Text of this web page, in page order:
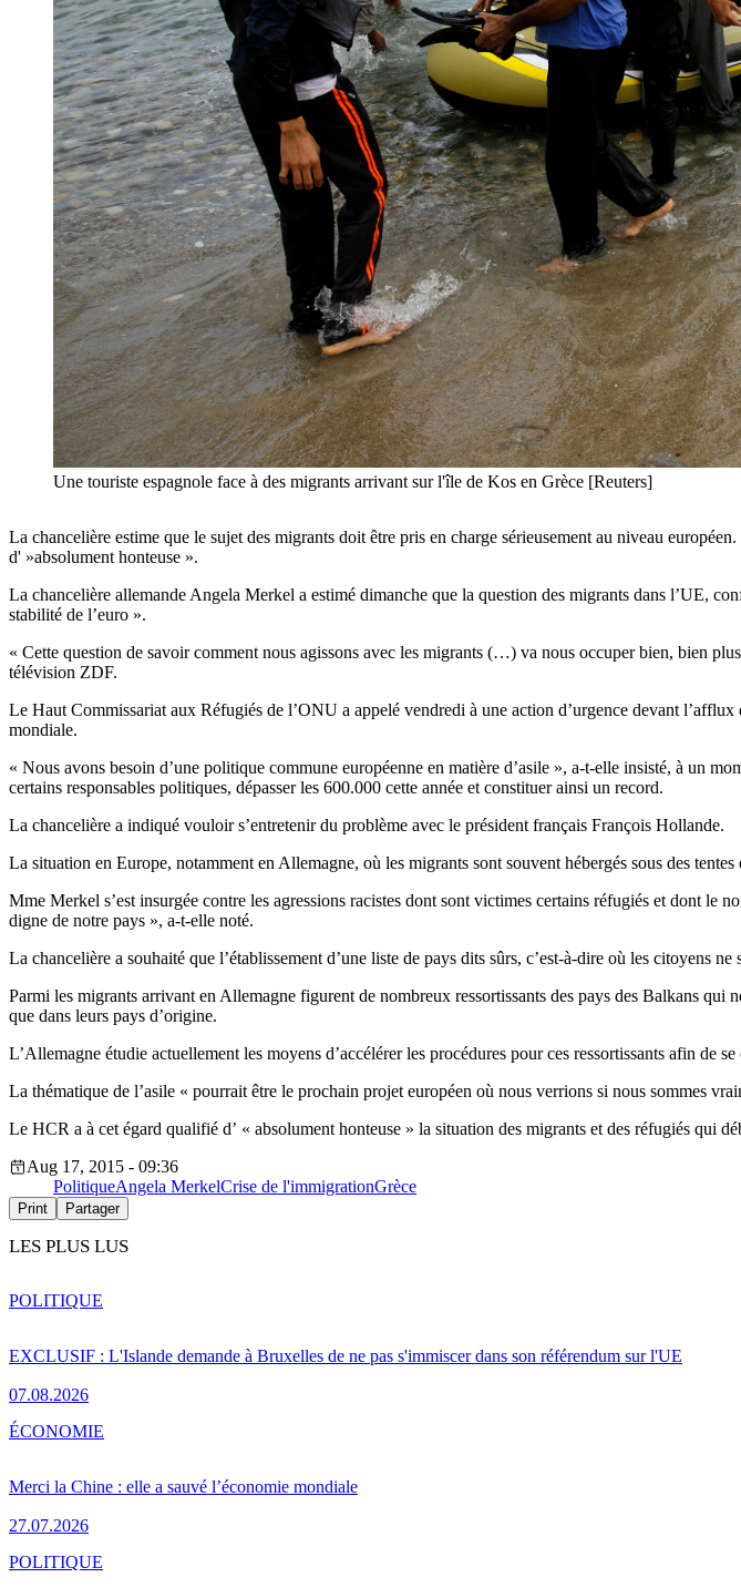
Une touriste espagnole face à des migrants arrivant sur l'île de Kos en Grèce [Reuters]
La chancelière estime que le sujet des migrants doit être pris en charge sérieusement au niveau
d' »absolument honteuse ».
La chancelière allemande Angela Merkel a estimé dimanche que la question des migrants dans l’UE,
stabilité de l’euro ».
« Cette question de savoir comment nous agissons avec les migrants (…) va nous occuper bien, bien
télévision ZDF.
Le Haut Commissariat aux Réfugiés de l’ONU a appelé vendredi à une action d’urgence devant
mondiale.
« Nous avons besoin d’une politique commune européenne en matière d’asile », a-t-elle insisté, à un
certains responsables politiques, dépasser les 600.000 cette année et constituer ainsi un record.
La chancelière a indiqué vouloir s’entretenir du problème avec le président français François Hollande.
La situation en Europe, notamment en Allemagne, où les migrants sont souvent hébergés sous des
Mme Merkel s’est insurgée contre les agressions racistes dont sont victimes certains réfugiés et dont le
digne de notre pays », a-t-elle noté.
La chancelière a souhaité que l’établissement d’une liste de pays dits sûrs, c’est-à-dire où les citoyens
Parmi les migrants arrivant en Allemagne figurent de nombreux ressortissants des pays des Balkans
que dans leurs pays d’origine.
L’Allemagne étudie actuellement les moyens d’accélérer les procédures pour ces ressortissants afin de
La thématique de l’asile « pourrait être le prochain projet européen où nous verrions si nous sommes
Le HCR a à cet égard qualifié d’ « absolument honteuse » la situation des migrants et des réfugiés qui
Aug 17, 2015 - 09:36
PolitiqueAngela MerkelCrise de l'immigrationGrèce
Print Partager
LES PLUS LUS
EXCLUSIF : L'Islande demande à Bruxelles de ne pas s'immiscer dans son référendum sur l'UE
07.08.2026
POLITIQUE
Merci la Chine : elle a sauvé l’économie mondiale
27.07.2026
ÉCONOMIE
POLITIQUE